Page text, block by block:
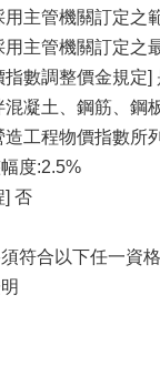
用主管機關訂定之
用主管機關訂定之
指數調整價金規定]
凝土、鋼筋、鋼
工程物價指數所
度:2.5%
] 否
符合以下任一資格